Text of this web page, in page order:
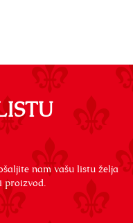
nam vašu listu želja
proizvod.